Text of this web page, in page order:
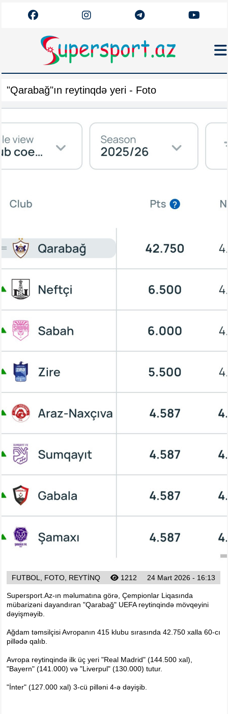
Əlaqə
Futbol
Azərbaycan
Ulduz
Tribuna
Eksklüziv
Reytinq
Döyüş
Boks
Kikboks
Tayboks
Karate
Seçilmişlər
Foto
Digər
Maqazin
Dünya Kuboku - 2018
Formula-1
Layihə
Qış Olimpiya
İslamiada-2021
Dünya Kuboku-2022
"Qarabağ"ın reytinqdə yeri - Foto
FUTBOL, FOTO, REYTINQ 1212 24 Mart 2026 - 16:13
Supersport.Az-ın məlumatına görə, Çempionlar Liqasında
mübarizəni dayandıran "Qarabağ" UEFA reytinqində mövqeyini
dəyişməyib.
Ağdam təmsilçisi Avropanın 415 klubu sırasında 42.750 xalla 60-cı
pillədə qalıb.
Avropa reytinqində ilk üç yeri "Real Madrid" (144.500 xal),
"Bayern" (141.000) və "Liverpul" (130.000) tutur.
"İnter" (127.000 xal) 3-cü pilləni 4-ə dəyişib.